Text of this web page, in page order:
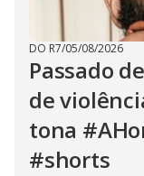
DO R7/05/08/2026
Passado
de
tona
#shorts